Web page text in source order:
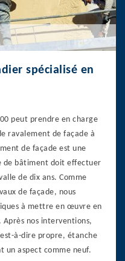
spécialisé en
peut prendre en charge
ravalement de façade à
de façade est une
bâtiment doit effectuer
de dix ans. Comme
de façade, nous
à mettre en œuvre en
nos interventions,
à-dire propre, étanche
aspect comme neuf.